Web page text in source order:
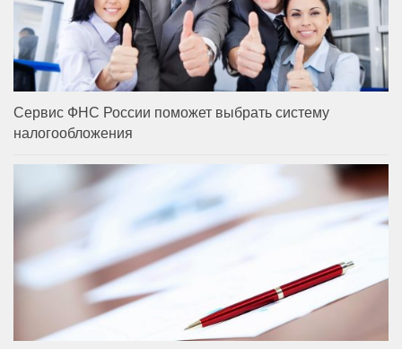
Сервис ФНС России поможет выбрать систему
налогообложения